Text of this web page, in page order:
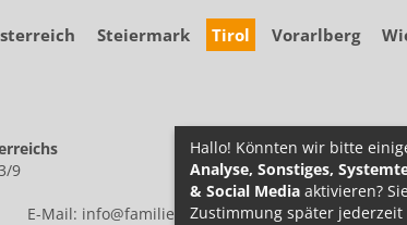
Steiermark Tirol Vorarlberg
9
E-Mail: info@familie.at
Hallo! Könnten wir bitte
Analyse, Sonstiges,
& Social Media aktivieren?
Zustimmung später